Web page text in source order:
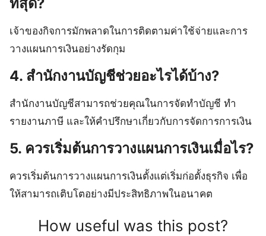
เจ้าของกิจการมักพลาดในการติดตามค่าใช้จ่ายและการ
วางแผนการเงินอย่างรัดกุม
4. สำนักงานบัญชีช่วยอะไรได้บ้าง?
สำนักงานบัญชีสามารถช่วยคุณในการจัดทำบัญชี ทำ
รายงานภาษี และให้คำปรึกษาเกี่ยวกับการจัดการการเงิน
5. ควรเริ่มต้นการวางแผนการเงินเมื่อไร?
ควรเริ่มต้นการวางแผนการเงินตั้งแต่เริ่มก่อตั้งธุรกิจ เพื่อ
ให้สามารถเติบโตอย่างมีประสิทธิภาพในอนาคต
How useful was this post?